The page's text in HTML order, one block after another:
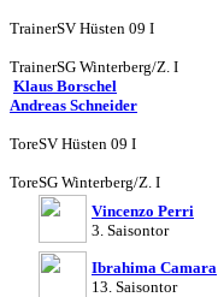
TrainerSV Hüsten 09 I
TrainerSG Winterberg/Z. I
Klaus Borschel
Andreas Schneider
ToreSV Hüsten 09 I
ToreSG Winterberg/Z. I
Vincenzo Perri
3. Saisontor
Ibrahima Camara
13. Saisontor